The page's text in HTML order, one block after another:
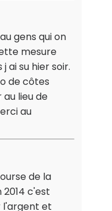
gens qui on
mesure
ai su hier soir.
de côtes
lieu de
au
de la
c'est
l'argent et